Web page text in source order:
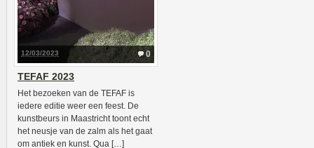
0
12/03/2023
TEFAF 2023
Het bezoeken van de TEFAF is
iedere editie weer een feest. De
kunstbeurs in Maastricht toont echt
het neusje van de zalm als het gaat
om antiek en kunst. Qua […]